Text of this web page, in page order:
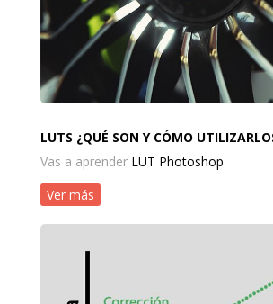
LUTS ¿QUÉ SON Y CÓMO
Vas a aprender LUT Photoshop
Ver más